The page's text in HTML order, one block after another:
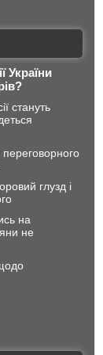
України
стануть
глузд і
на
не